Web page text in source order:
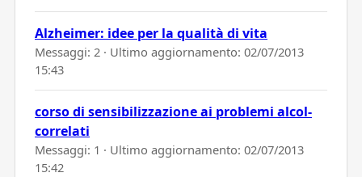
Alzheimer: idee per la qualità di vita
Messaggi: 2 · Ultimo aggiornamento: 02/07/2013
15:43
corso di sensibilizzazione ai problemi alcol-
correlati
Messaggi: 1 · Ultimo aggiornamento: 02/07/2013
15:42